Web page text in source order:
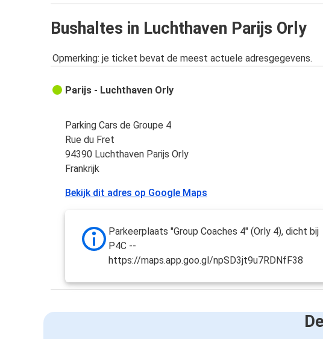
Bushaltes in Luchthaven Parijs Orly
Opmerking: je ticket bevat de meest actuele adresgegevens.
Parijs - Luchthaven Orly
Parking Cars de Groupe 4
Rue du Fret
94390 Luchthaven Parijs Orly
Frankrijk
Bekijk dit adres op Google Maps
Parkeerplaats "Group Coaches 4" (Orly 4), dicht bij
P4C --
https://maps.app.goo.gl/npSD3jt9u7RDNfF38